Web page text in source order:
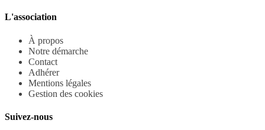
L'association
À propos
Notre démarche
Contact
Adhérer
Mentions légales
Gestion des cookies
Suivez-nous